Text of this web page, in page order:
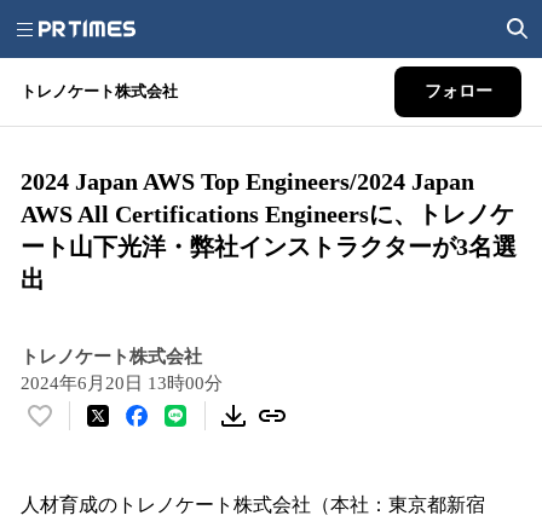
トレノケート株式会社 フォロー
2024 Japan AWS Top Engineers/2024 Japan
AWS All Certifications Engineersに、トレノケ
ート山下光洋・弊社インストラクターが3名選
出
トレノケート株式会社
2024年6月20日 13時00分
い
！
人材育成のトレノケート株式会社（本社：東京都新宿